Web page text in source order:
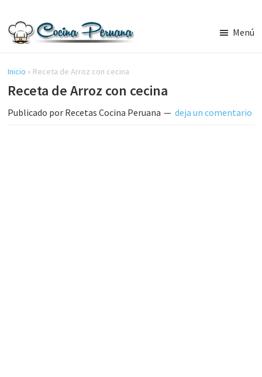
contenido
lateral
principal
Cocina
Peruana,
Recetas
de
Comida
Menú
Inicio » Receta de Arroz con cecina
Receta de Arroz con cecina
Publicado por Recetas Cocina Peruana deja un comentario